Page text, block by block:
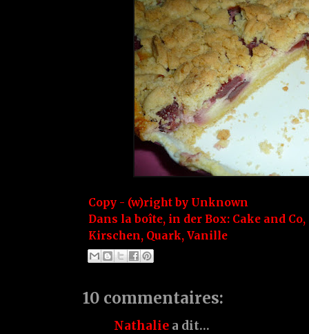
Copy - (w)right by Unknown
Dans la boîte, in der Box: Cake and Co,
Kirschen, Quark, Vanille
10 commentaires:
Nathalie a dit…